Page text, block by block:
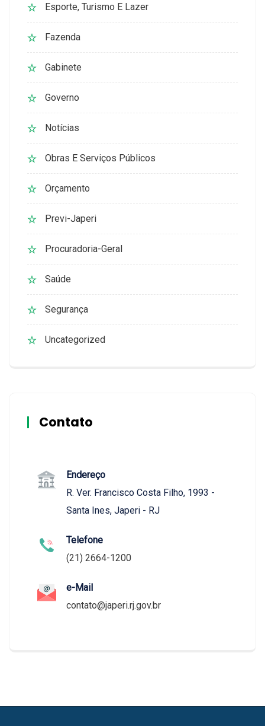
Esporte, Turismo E Lazer
Fazenda
Gabinete
Governo
Notícias
Obras E Serviços Públicos
Orçamento
Previ-Japeri
Procuradoria-Geral
Saúde
Segurança
Uncategorized
Contato
Endereço
R. Ver. Francisco Costa Filho, 1993 -
Santa Ines, Japeri - RJ
Telefone
(21) 2664-1200
e-Mail
contato@japeri.rj.gov.br